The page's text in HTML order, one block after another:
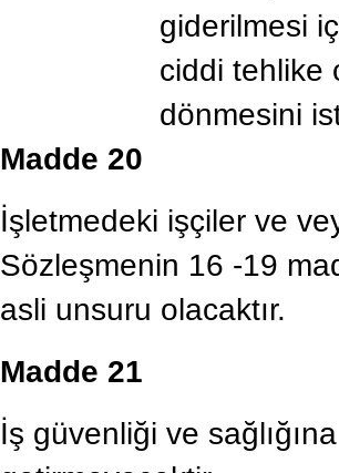
giderilmesi
ciddi tehlike
dönmesini
Madde 20
İşletmedeki işçiler ve
Sözleşmenin 16 -19
asli unsuru olacaktır.
Madde 21
İş güvenliği ve